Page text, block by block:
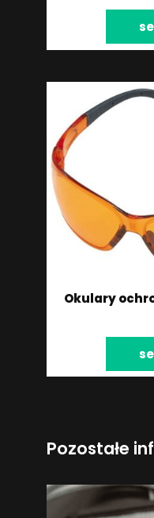
Okulary
Pozostałe